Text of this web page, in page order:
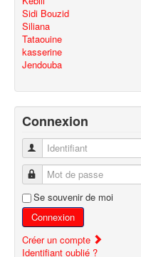
Sidi Bouzid
Siliana
Tataouine
kasserine
Jendouba
Connexion
Identifiant
Mot de passe
Se souvenir de moi
Connexion
Créer un compte
Identifiant oublié ?